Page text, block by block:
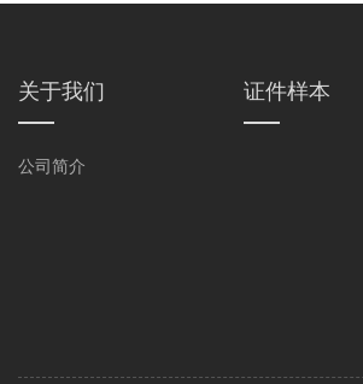
关于我们
公司简介
证件样本